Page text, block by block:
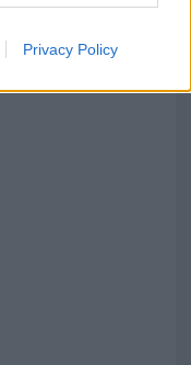
Privacy Policy